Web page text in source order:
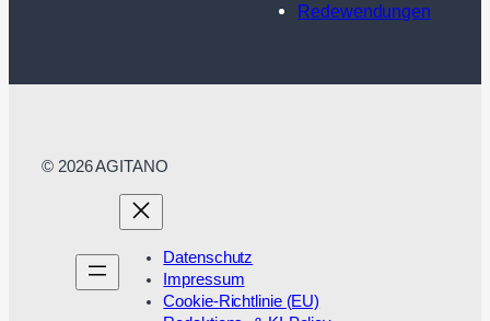
Redewendungen
© 2026 AGITANO
Datenschutz
Impressum
Cookie-Richtlinie (EU)